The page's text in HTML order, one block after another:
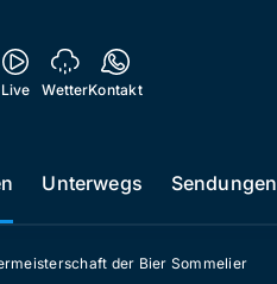
Live WetterKontakt
Unterwegs Sendungen
der Bier Sommelier